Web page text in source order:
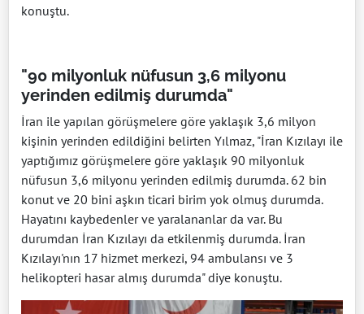
konuştu.
"90 milyonluk nüfusun 3,6 milyonu
yerinden edilmiş durumda"
İran ile yapılan görüşmelere göre yaklaşık 3,6 milyon
kişinin yerinden edildiğini belirten Yılmaz, "İran Kızılayı ile
yaptığımız görüşmelere göre yaklaşık 90 milyonluk
nüfusun 3,6 milyonu yerinden edilmiş durumda. 62 bin
konut ve 20 bini aşkın ticari birim yok olmuş durumda.
Hayatını kaybedenler ve yaralananlar da var. Bu
durumdan İran Kızılayı da etkilenmiş durumda. İran
Kızılayı'nın 17 hizmet merkezi, 94 ambulansı ve 3
helikopteri hasar almış durumda" diye konuştu.